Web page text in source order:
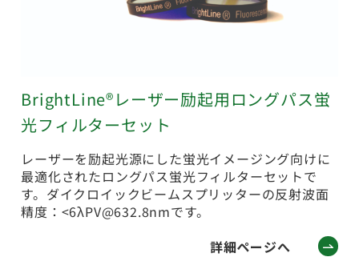
BrightLine®レーザー励起用ロングパス蛍
光フィルターセット
レーザーを励起光源にした蛍光イメージング向けに
最適化されたロングパス蛍光フィルターセットで
す。ダイクロイックビームスプリッターの反射波面
精度：<6λPV@632.8nmです。
詳細ページへ